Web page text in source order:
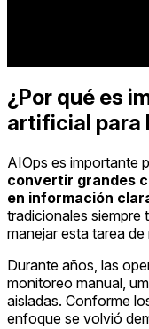
¿Por qué es
artificial para
AIOps es importante
convertir grandes
en información
tradicionales siempre
manejar esta tarea
Durante años, las
monitoreo manual,
aisladas. Conforme
enfoque se volvió